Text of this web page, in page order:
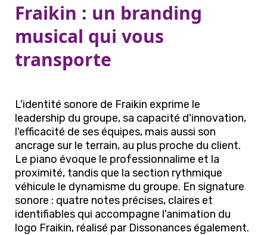
Fraikin : un branding
musical qui vous
transporte
L'identité sonore de Fraikin exprime le
leadership du groupe, sa capacité d'innovation,
l'efficacité de ses équipes, mais aussi son
ancrage sur le terrain, au plus proche du client.
Le piano évoque le professionnalime et la
proximité, tandis que la section rythmique
véhicule le dynamisme du groupe. En signature
sonore : quatre notes précises, claires et
identifiables qui accompagne l'animation du
logo Fraikin, réalisé par Dissonances également.